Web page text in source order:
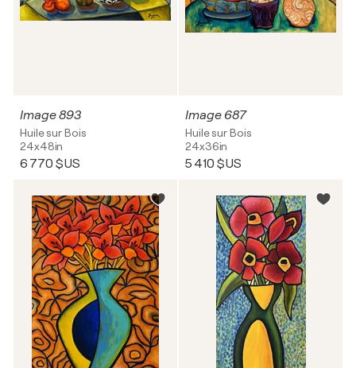
Image 893
Huile sur Bois
24x48in
6 770 $US
Image 687
Huile sur Bois
24x36in
5 410 $US